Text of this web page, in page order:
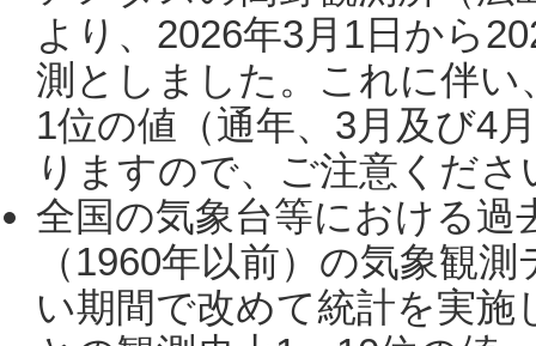
より、2026年3月1日から
測としました。これに伴い
1位の値（通年、3月及び4
りますので、ご注意くだ
全国の気象台等における過
（1960年以前）の気象観
い期間で改めて統計を実